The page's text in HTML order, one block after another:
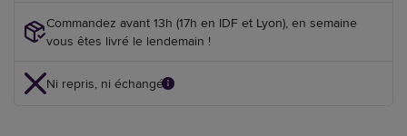
Commandez avant 13h (17h en IDF et Lyon), en semaine
vous êtes livré le lendemain !
Ni repris, ni échangé